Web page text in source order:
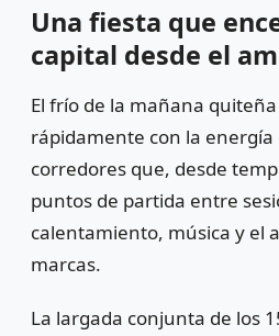
Una fiesta que
capital desde el
El frío de la mañana
rápidamente con la energía
corredores que, desde
puntos de partida entre
calentamiento, música y el
marcas.
La largada conjunta de los